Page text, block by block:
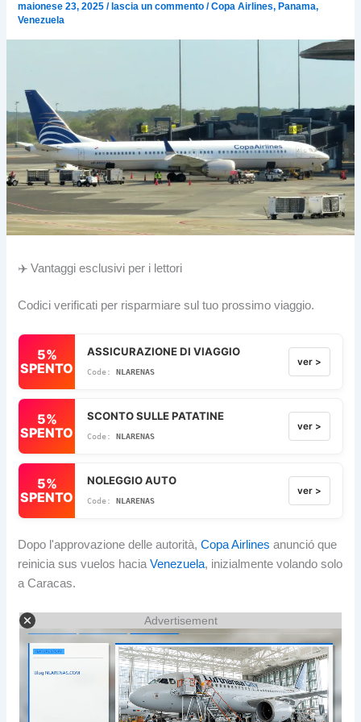
maionese 23, 2025/ lascia un commento /Copa Airlines, Panama,
Venezuela
✈️ Vantaggi esclusivi per i lettori
Codici verificati per risparmiare sul tuo prossimo viaggio.
5%
SPENTO
ASSICURAZIONE DI VIAGGIO
NLARENAS
ver >
5%
SPENTO
SCONTO SULLE PATATINE
NLARENAS
ver >
5%
SPENTO
NOLEGGIO AUTO
NLARENAS
ver >
Dopo l'approvazione delle autorità,Copa Airlines anunció que
reinicia sus vuelos hacia Venezuela, inizialmente volando solo
a Caracas.
Advertisement